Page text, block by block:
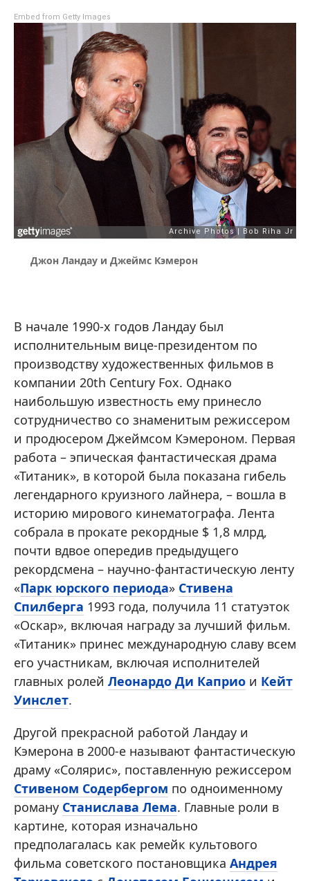
Embed from Getty Images
Джон Ландау и Джеймс Кэмерон
В начале 1990-х годов Ландау был
исполнительным вице-президентом по
производству художественных фильмов в
компании 20th Century Fox. Однако
наибольшую известность ему принесло
сотрудничество со знаменитым режиссером
и продюсером Джеймсом Кэмероном. Первая
работа – эпическая фантастическая драма
«Титаник», в которой была показана гибель
легендарного круизного лайнера, – вошла в
историю мирового кинематографа. Лента
собрала в прокате рекордные $ 1,8 млрд,
почти вдвое опередив предыдущего
рекордсмена – научно-фантастическую ленту
«Парк юрского периода» Стивена
Спилберга 1993 года, получила 11 статуэток
«Оскар», включая награду за лучший фильм.
«Титаник» принес международную славу всем
его участникам, включая исполнителей
главных ролей Леонардо Ди Каприо и Кейт
Уинслет.
Другой прекрасной работой Ландау и
Кэмерона в 2000-е называют фантастическую
драму «Солярис», поставленную режиссером
Стивеном Содербергом по одноименному
роману Станислава Лема. Главные роли в
картине, которая изначально
предполагалась как ремейк культового
фильма советского постановщика Андрея